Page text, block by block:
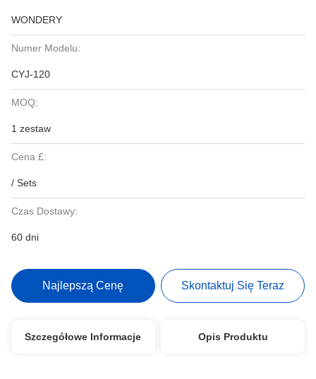
WONDERY
Numer Modelu:
CYJ-120
MOQ:
1 zestaw
Cena £:
/ Sets
Czas Dostawy:
60 dni
Najlepszą Cenę Skontaktuj Się Teraz
Szczegółowe Informacje Opis Produktu